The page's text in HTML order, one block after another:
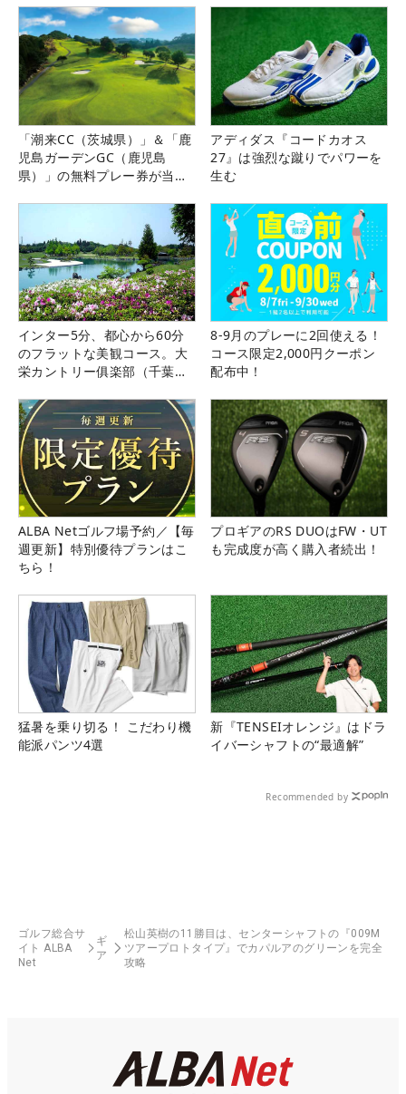
「潮来CC（茨城県）」＆「鹿
児島ガーデンGC（鹿児島
県）」の無料プレー券が当た
アディダス『コードカオス
27』は強烈な蹴りでパワーを
生む
インター5分、都心から60分
のフラットな美観コース。大
栄カントリー俱楽部（千葉
8-9月のプレーに2回使える！
コース限定2,000円クーポン
配布中！
ALBA Netゴルフ場予約／【毎
週更新】特別優待プランはこ
ちら！
プロギアのRS DUOはFW・UT
も完成度が高く購入者続出！
猛暑を乗り切る！ こだわり機
能派パンツ4選
新『TENSEIオレンジ』はドラ
イバーシャフトの“最適解”
Recommended by
ゴルフ総合サ
イト ALBA
Net
ギ
ア
松山英樹の11勝目は、センターシャフトの『009M
ツアープロトタイプ』でカパルアのグリーンを完全
攻略